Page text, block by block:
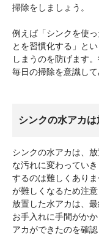
掃除をしましょう。
例えば「シンクを使
とを習慣化する」と
しまうのを防げます
毎日の掃除を意識して
シンクの水アカ
シンクの水アカは、
な汚れに変わってい
するのは難しくあり
が難しくなるため注意
放置した水アカは、
お手入れに手間がか
アカができたのを確